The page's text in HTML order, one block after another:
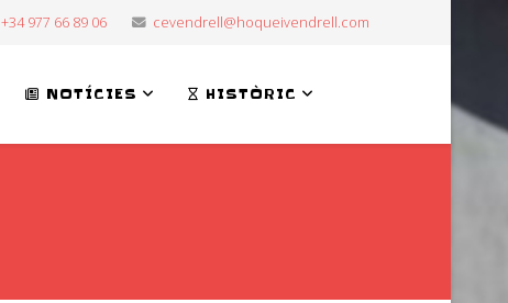
+34 977 66 89 06 cevendrell@hoqueivendrell.com
NOTÍCIES HISTÒRIC